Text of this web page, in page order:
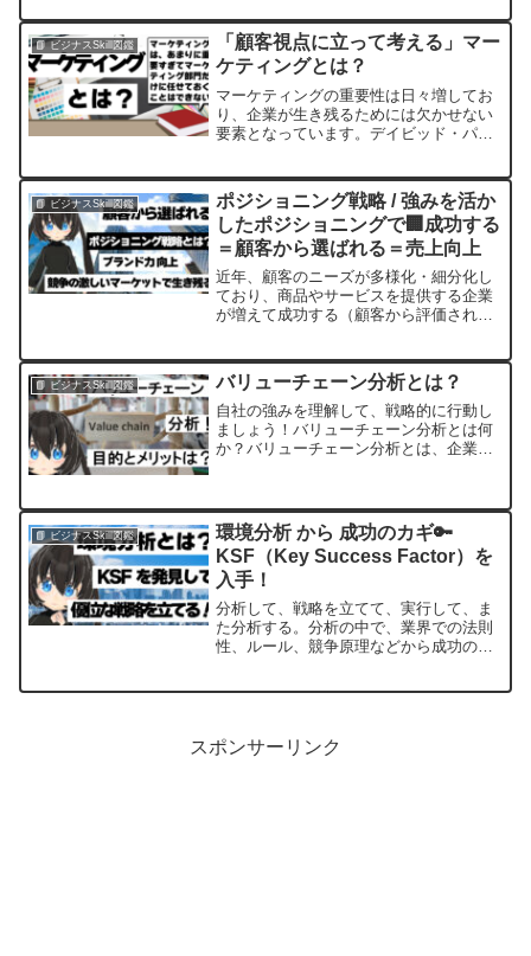
ます。クリティカルシンキングもロジカ
ルシンキングも思考術とし...
📘 ビジナスSkill図鑑
「顧客視点に立って考える」マー
ケティングとは？
マーケティングの重要性は日々増してお
り、企業が生き残るためには欠かせない
要素となっています。デイビッド・パッ
任せておくことはできない」と述べてい
ます。この記事では、現代...
📘 ビジナスSkill図鑑
ポジショニング戦略 / 強みを活か
したポジショニングで🏢成功する
＝顧客から選ばれる＝売上向上
近年、顧客のニーズが多様化・細分化し
ており、商品やサービスを提供する企業
が増えて成功する（顧客から評価され
する手法として「ポジショニング」とい
う重要な概念があります...
📘 ビジナスSkill図鑑 バリューチェーン分析とは？
自社の強みを理解して、戦略的に行動し
ましょう！バリューチェーン分析とは何
か？バリューチェーン分析とは、企業が
で、価値を最大化するための戦略的分析
手法です。商品やサービスを提...
📘 ビジナスSkill図鑑
環境分析 から 成功のカギ🔑
KSF（Key Success Factor）を
入手！
分析して、戦略を立てて、実行して、ま
た分析する。分析の中で、業界での法則
性、ルール、競争原理などから成功のカ
スポンサーリンク